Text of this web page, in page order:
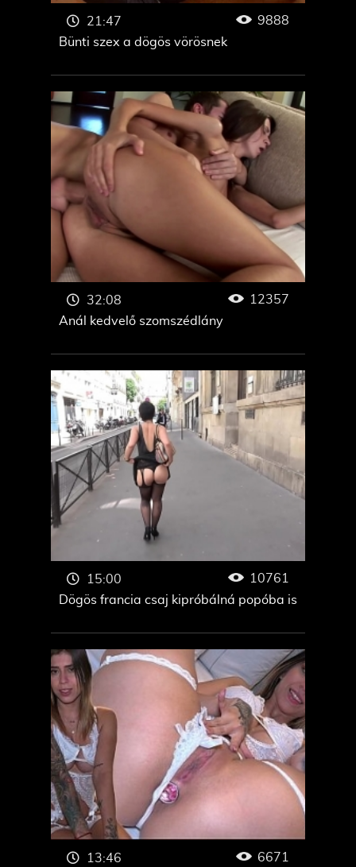
Bünti szex a dögös vörösnek
21:47 9888
Anál kedvelő szomszédlány
32:08 12357
Dögös francia csaj kipróbálná popóba is
15:00 10761
13:46 6671